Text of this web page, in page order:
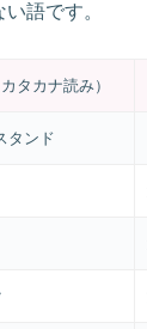
語です。
タカナ読み）
タンド